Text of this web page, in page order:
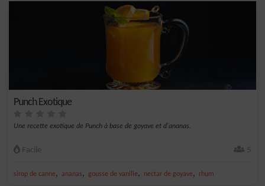
Punch Exotique
Une recette exotique de Punch à base de goyave et d'ananas.
Facile 5
sirop de canne, ananas, gousse de vanille, nectar de goyave, rhum